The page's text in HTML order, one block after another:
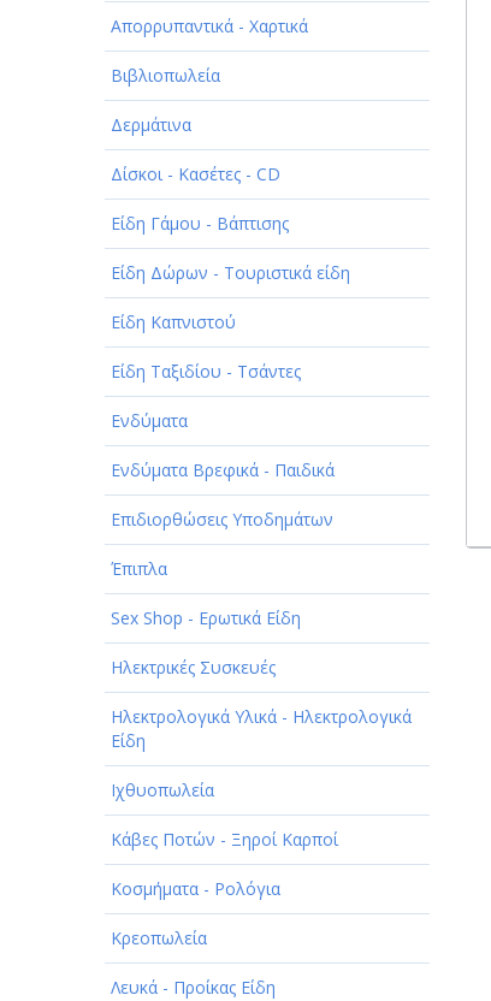
ΕΡΓΟΣΤΑΣΙΑ - ΒΙΟΜΗΧΑΝΙΕΣ
ΞΕΝΟΔΟΧΕΙΑ - ΤΟΥΡΙΣΜΟΣ
ΟΜΟΡΦΙΑ
ΠΑΡΟΧΗ ΥΠΗΡΕΣΙΩΝ
ΤΕΧΝΙΚΑ - ΚΑΤΑΣΚΕΥΑΣΤΙΚΑ
ΤΕΧΝΟΛΟΓΙΑ
ΥΓΕΙΑ - ΙΑΤΡΟΙ
ΦΑΓΗΤΟ
Απορρυπαντικά - Χαρτικά
Βιβλιοπωλεία
Δερμάτινα
Δίσκοι - Κασέτες - CD
Είδη Γάμου - Βάπτισης
Είδη Δώρων - Τουριστικά είδη
Είδη Καπνιστού
Είδη Ταξιδίου - Τσάντες
Ενδύματα
Ενδύματα Βρεφικά - Παιδικά
Επιδιορθώσεις Υποδημάτων
Έπιπλα
Sex Shop - Ερωτικά Είδη
Ηλεκτρικές Συσκευές
Ηλεκτρολογικά Υλικά - Ηλεκτρολογικά
Είδη
Ιχθυοπωλεία
Κάβες Ποτών - Ξηροί Καρποί
Κοσμήματα - Ρολόγια
Κρεοπωλεία
Λευκά - Προίκας Είδη